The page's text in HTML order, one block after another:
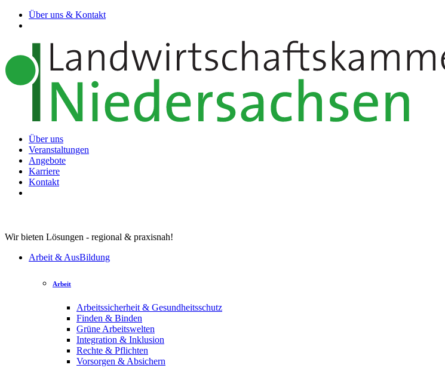
Über uns & Kontakt
Über uns
Veranstaltungen
Angebote
Karriere
Kontakt
Wir bieten Lösungen - regional & praxisnah!
Arbeit & AusBildung
Arbeit
Arbeitssicherheit & Gesundheitsschutz
Finden & Binden
Grüne Arbeitswelten
Integration & Inklusion
Rechte & Pflichten
Vorsorgen & Absichern